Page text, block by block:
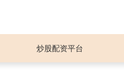
炒股配资平台